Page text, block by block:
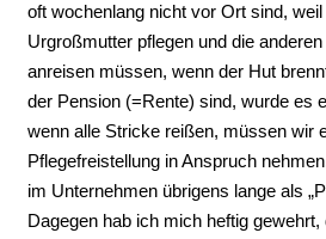
oft wochenlang nicht vor Ort sind,
Urgroßmutter pflegen und die
anreisen müssen, wenn der Hut
der Pension (=Rente) sind, wurde es
wenn alle Stricke reißen, müssen wir
Pflegefreistellung in Anspruch
im Unternehmen übrigens lange als
Dagegen hab ich mich heftig